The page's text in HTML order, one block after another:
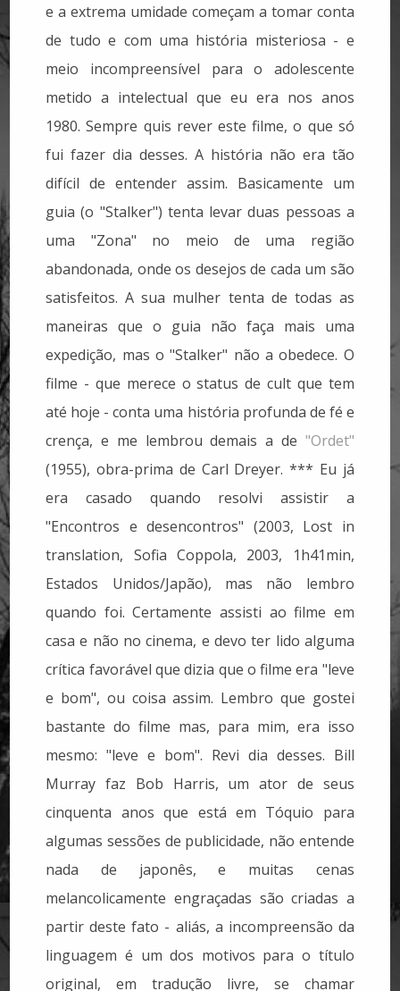
e a extrema umidade começam a tomar conta
de tudo e com uma história misteriosa - e
meio incompreensível para o adolescente
metido a intelectual que eu era nos anos
1980. Sempre quis rever este filme, o que só
fui fazer dia desses. A história não era tão
difícil de entender assim. Basicamente um
guia (o "Stalker") tenta levar duas pessoas a
uma "Zona" no meio de uma região
abandonada, onde os desejos de cada um são
satisfeitos. A sua mulher tenta de todas as
maneiras que o guia não faça mais uma
expedição, mas o "Stalker" não a obedece. O
filme - que merece o status de cult que tem
até hoje - conta uma história profunda de fé e
crença, e me lembrou demais a de "Ordet"
(1955), obra-prima de Carl Dreyer. *** Eu já
era casado quando resolvi assistir a
"Encontros e desencontros" (2003, Lost in
translation, Sofia Coppola, 2003, 1h41min,
Estados Unidos/Japão), mas não lembro
quando foi. Certamente assisti ao filme em
casa e não no cinema, e devo ter lido alguma
crítica favorável que dizia que o filme era "leve
e bom", ou coisa assim. Lembro que gostei
bastante do filme mas, para mim, era isso
mesmo: "leve e bom". Revi dia desses. Bill
Murray faz Bob Harris, um ator de seus
cinquenta anos que está em Tóquio para
algumas sessões de publicidade, não entende
nada de japonês, e muitas cenas
melancolicamente engraçadas são criadas a
partir deste fato - aliás, a incompreensão da
linguagem é um dos motivos para o título
original, em tradução livre, se chamar